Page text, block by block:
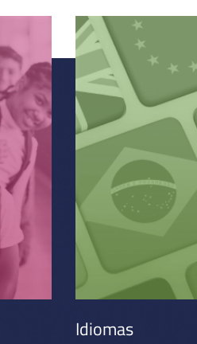
Idiomas